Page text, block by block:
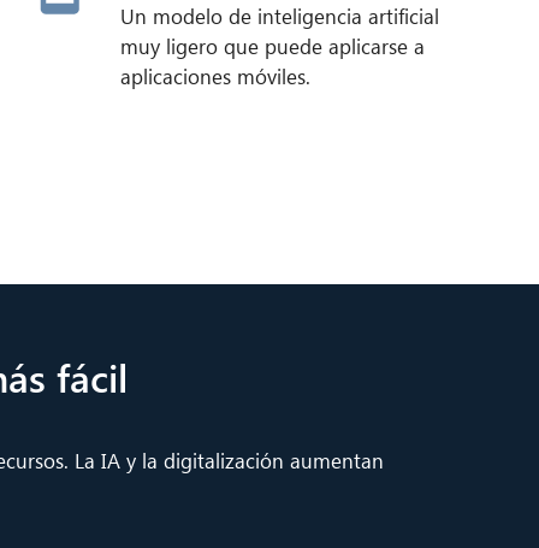
Un modelo de inteligencia artificial
muy ligero que puede aplicarse a
aplicaciones móviles.
fácil
La IA y la digitalización aumentan